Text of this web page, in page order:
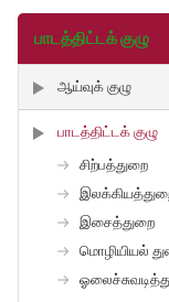
பாடத்திட்டக் குழு
ஆய்வுக் குழு
பாடத்திட்டக் குழு
சிற்பத்துறை
இசைத்துறை
மொழியியல்